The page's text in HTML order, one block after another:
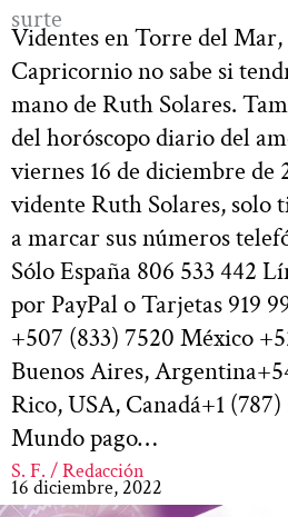
surte
Videntes en Torre del Mar,
Capricornio no sabe si
mano de Ruth Solares.
del horóscopo diario del
viernes 16 de diciembre de
vidente Ruth Solares, solo
a marcar sus números
Sólo España 806 533 442
por PayPal o Tarjetas 919
+507 (833) 7520 México
Buenos Aires,
Rico, USA, Canadá+1
Mundo pago…
S. F. / Redacción
16 diciembre, 2022